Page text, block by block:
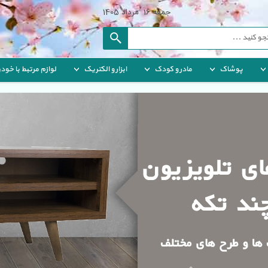
جمعه16 مرداد1405
پوشاک مادر و کودک ابزار و الکتریک لوازم مرتبط با